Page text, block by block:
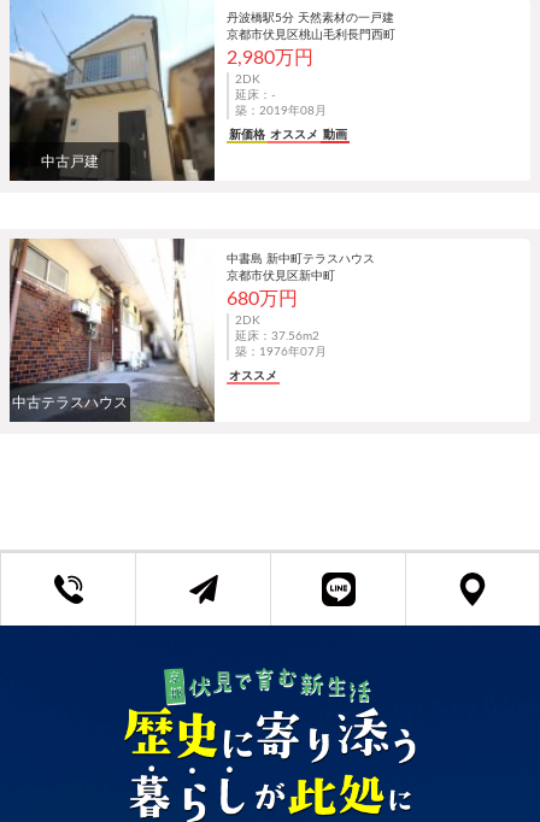
中古戸建
丹波橋駅5分 天然素材の一戸建
京都市伏見区桃山毛利長門西町
2,980万円
2DK
延床：-
築：2019年08月
新価格 オススメ 動画
中古テラスハウス
中書島 新中町テラスハウス
京都市伏見区新中町
680万円
2DK
延床：37.56m2
築：1976年07月
オススメ